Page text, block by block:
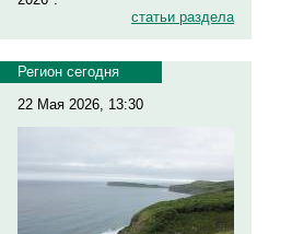
статьи раздела
Регион сегодня
22 Мая 2026, 13:30